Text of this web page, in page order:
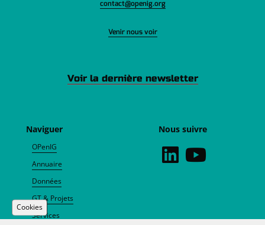
Naviguer
OPenIG
Annuaire
Données
GT & Projets
Services
contact@openig.org
Venir nous voir
Nous suivre
Voir la dernière newsletter
Cookies